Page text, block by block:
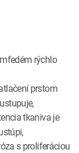
rýchlo
prstom
tkaniva je
s proliferáciou